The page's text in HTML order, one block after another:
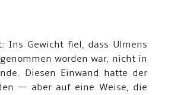
Ins Gewicht fiel, dass Ulmens
worden war, nicht in
Diesen Einwand hatte der
— aber auf eine Weise, die